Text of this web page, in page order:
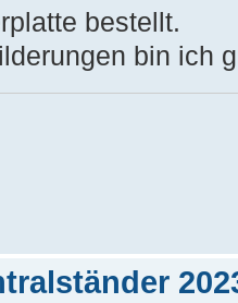
bestellt.
bin ich